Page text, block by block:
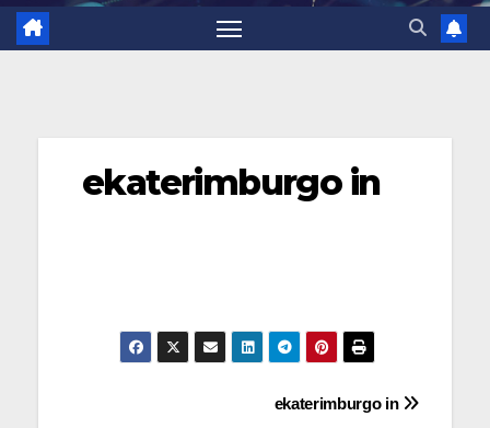
ekaterimburgo in
ekaterimburgo in